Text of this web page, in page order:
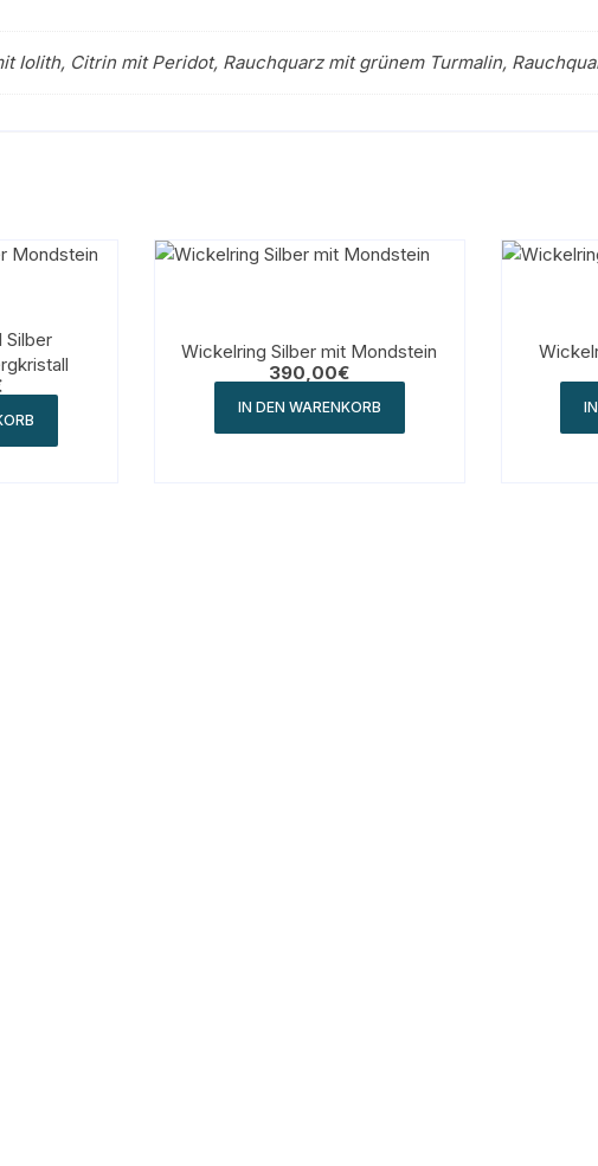
Iolith, Citrin mit Peridot, Rauchquarz mit grünem Turmalin,
Silber
Wickelring Silber mit Mondstein
390,00€
IN DEN WARENKORB